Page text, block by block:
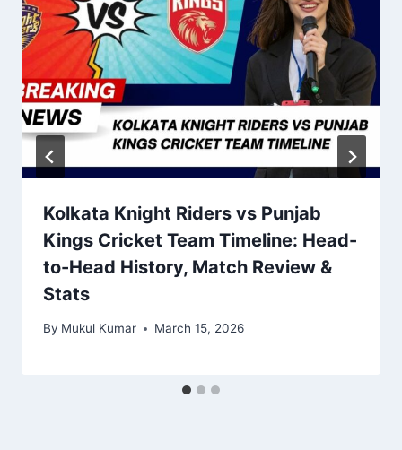
Kolkata Knight Riders vs Punjab
Kings Cricket Team Timeline: Head-
to-Head History, Match Review &
Stats
By Mukul Kumar March 15, 2026